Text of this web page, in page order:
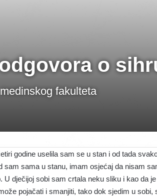
o
fakulteta
godine uselila sam se u stan i od tada
sam sama u stanu, imam osjećaj da nisam
U dječijoj sobi sam crtala neku sliku i kao da
pojačati i smanjiti, tako dok sjedim u sobi,